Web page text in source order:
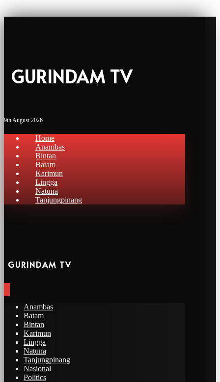
GURINDAM TV
9th August 2026
Home
Anambas
Bintan
Batam
Karimun
Lingga
Natuna
Tanjungpinang
GURINDAM TV
Anambas
Batam
Bintan
Karimun
Lingga
Natuna
Tanjungpinang
Nasional
Politics